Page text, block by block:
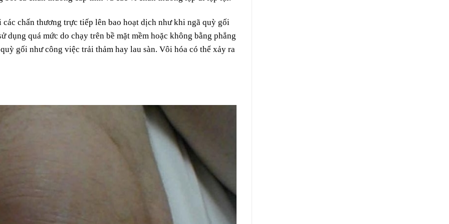
chấn thương trực tiếp lên bao hoạt dịch như khi ngã quỳ gối
dụng quá mức do chạy trên bề mặt mềm hoặc không bằng phẳng
gối như công việc trải thảm hay lau sàn. Vôi hóa có thể xảy ra